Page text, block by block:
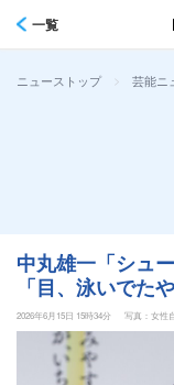
一覧
ニューストップ > 芸能ニ
中丸雄一「シュ
「目、泳いでた
2026年6月15日 15時34分 写真：女性